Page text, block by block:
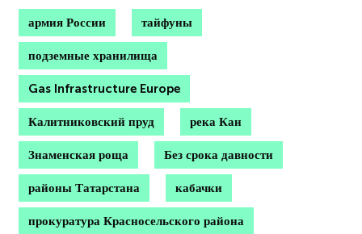
армия России тайфуны
подземные хранилища
Gas Infrastructure Europe
Калитниковский пруд река Кан
Знаменская роща Без срока давности
районы Татарстана кабачки
прокуратура Красносельского района